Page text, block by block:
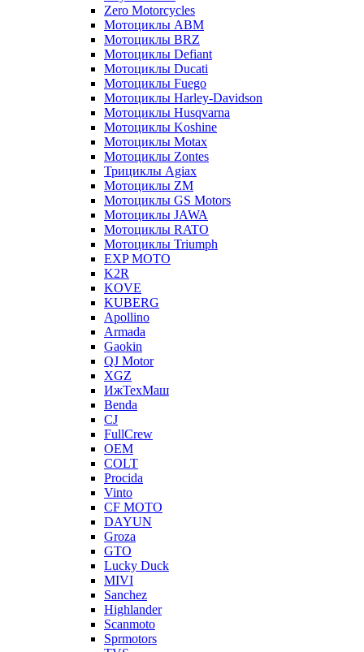
Zero Motorcycles
Мотоциклы ABM
Мотоциклы BRZ
Мотоциклы Defiant
Мотоциклы Ducati
Мотоциклы Fuego
Мотоциклы Harley-Davidson
Мотоциклы Husqvarna
Мотоциклы Koshine
Мотоциклы Motax
Мотоциклы Zontes
Трициклы Agiax
Мотоциклы ZM
Мотоциклы GS Motors
Мотоциклы JAWA
Мотоциклы RATO
Мотоциклы Triumph
EXP MOTO
K2R
KOVE
KUBERG
Apollino
Armada
Gaokin
QJ Motor
XGZ
ИжТехМаш
Benda
CJ
FullCrew
OEM
COLT
Procida
Vinto
CF MOTO
DAYUN
Groza
GTO
Lucky Duck
MIVI
Sanchez
Highlander
Scanmoto
Sprmotors